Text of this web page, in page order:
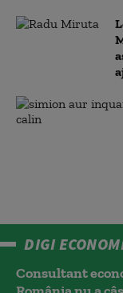
DIGI
Consultant